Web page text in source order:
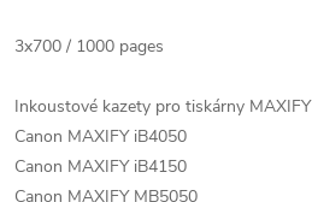
3x700 / 1000 pages
Inkoustové kazety pro tiskárny MAXIFY
Canon MAXIFY iB4050
Canon MAXIFY iB4150
Canon MAXIFY MB5050